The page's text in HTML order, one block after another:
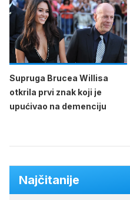
Supruga Brucea Willisa
otkrila prvi znak koji je
upućivao na demenciju
Najčitanije